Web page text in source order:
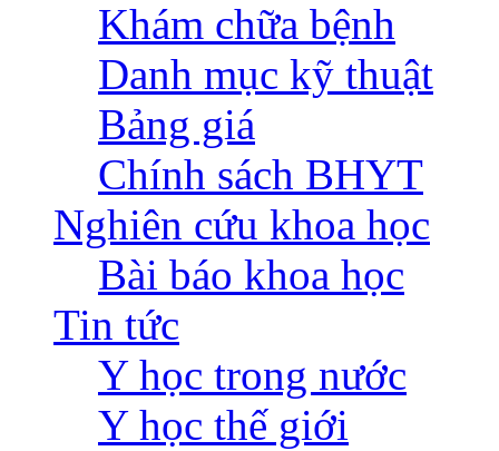
Khám chữa bệnh
Danh mục kỹ thuật
Bảng giá
Chính sách BHYT
Nghiên cứu khoa học
Bài báo khoa học
Tin tức
Y học trong nước
Y học thế giới